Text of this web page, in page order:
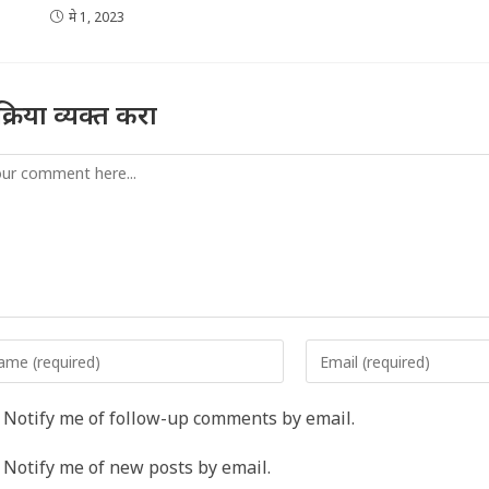
मे 1, 2023
व्यक्त करा
your
address
Notify me of follow-up comments by email.
Notify me of new posts by email.